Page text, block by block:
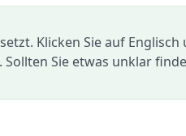
Klicken Sie auf
Sie etwas unklar